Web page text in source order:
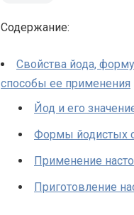
Содержание:
Свойства йода,
способы ее применения
Йод и его
Формы йодистых
Применение
Приготовление